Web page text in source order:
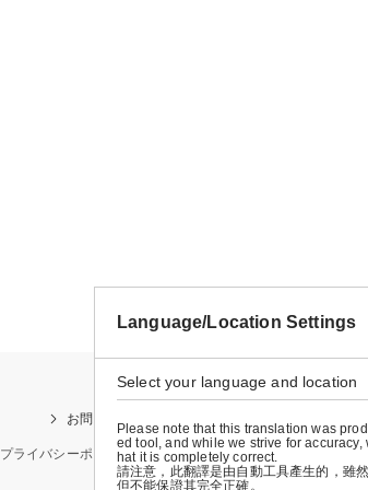
お問い合わせ
プライバシーポリシー 特定商取引法に基づく表示 会社
Language/Location Settings
Select your language and location
Please note that this translation was
ed tool, and while we strive for
hat it is completely correct.
請注意，此翻譯是由自動工具產生的，雖
但不能保證其完全正確。